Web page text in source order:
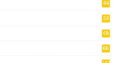
44
26
48
66